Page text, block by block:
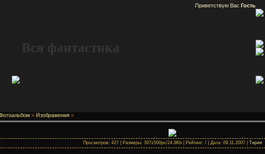
Приветствую Вас Гость
Вся фантастика
» Изображения »
Просмотров: 427 | Размеры: 397x500px/24.9Kb | Рейтинг: / | Дата: 09.11.2007 | Тирия